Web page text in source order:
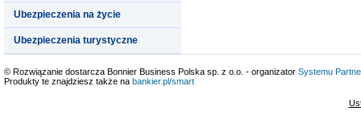
Ubezpieczenia na życie
Ubezpieczenia turystyczne
© Rozwiązanie dostarcza Bonnier Business Polska sp. z o.o. - organizator Systemu
Produkty te znajdziesz także na bankier.pl/smart